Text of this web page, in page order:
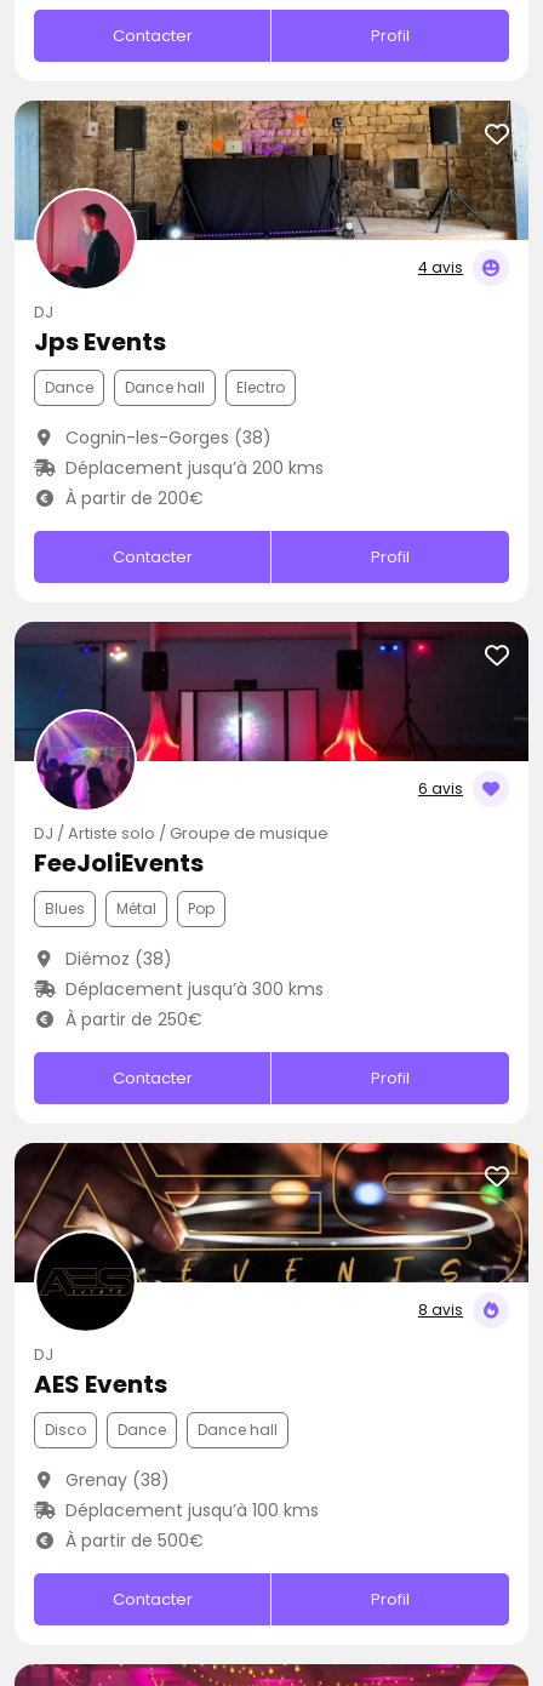
Contacter Profil
4 avis
DJ
Jps Events
Dance Dance hall Electro
Cognin-les-Gorges (38)
Déplacement jusqu’à 200 kms
À partir de 200€
Contacter Profil
6 avis
DJ / Artiste solo / Groupe de musique
FeeJoliEvents
Blues Métal Pop
Diémoz (38)
Déplacement jusqu’à 300 kms
À partir de 250€
Contacter Profil
8 avis
DJ
AES Events
Disco Dance Dance hall
Grenay (38)
Déplacement jusqu’à 100 kms
À partir de 500€
Contacter Profil